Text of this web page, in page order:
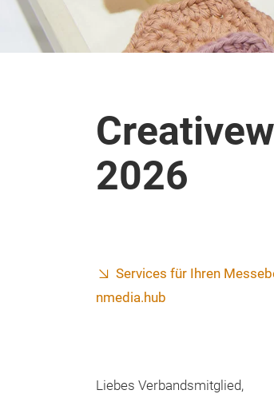
2026
Services für Ihren
nmedia.hub
Liebes Verbandsmitglied,